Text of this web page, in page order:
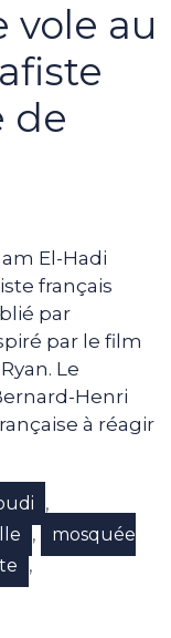
vole au
de
El-Hadi
français
par
par le film
Le
Henri
à réagir
,
,
mosquée
,